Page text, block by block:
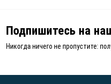
Подпишитесь на
Никогда ничего не пропустите: